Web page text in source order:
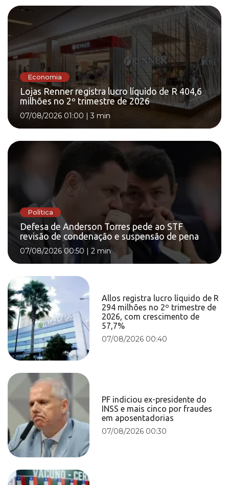
Economia
Lojas Renner registra lucro líquido de R 404,6
milhões no 2º trimestre de 2026
07/08/2026 01:00 |3 min
Política
Defesa de Anderson Torres pede ao STF
revisão de condenação e suspensão de pena
07/08/2026 00:50 | 2 min
Allos registra lucro líquido de R
294 milhões no 2º trimestre de
2026, com crescimento de
57,7%
07/08/2026 00:40
PF indiciou ex-presidente do
INSS e mais cinco por fraudes
em aposentadorias
07/08/2026 00:30